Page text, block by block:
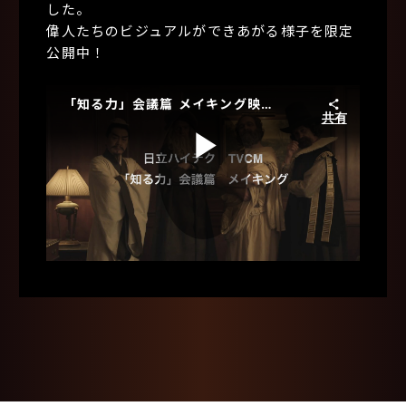
した。
偉人たちのビジュアルができあがる様子を限定
公開中！
「知る力」会議篇 メイキング映像
共有
Play
Video